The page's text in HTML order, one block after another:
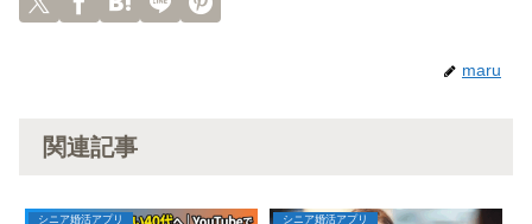
maru
関連記事
シニア婚活アプリ シニア婚活アプリ